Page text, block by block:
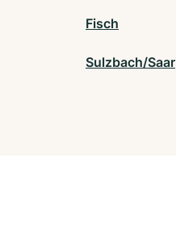
Fisch
Sulzbach/Saar